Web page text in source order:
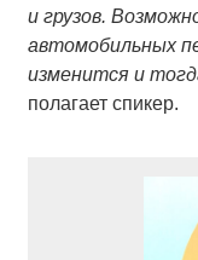
и грузов.
автомобильных
изменится и
полагает спикер.